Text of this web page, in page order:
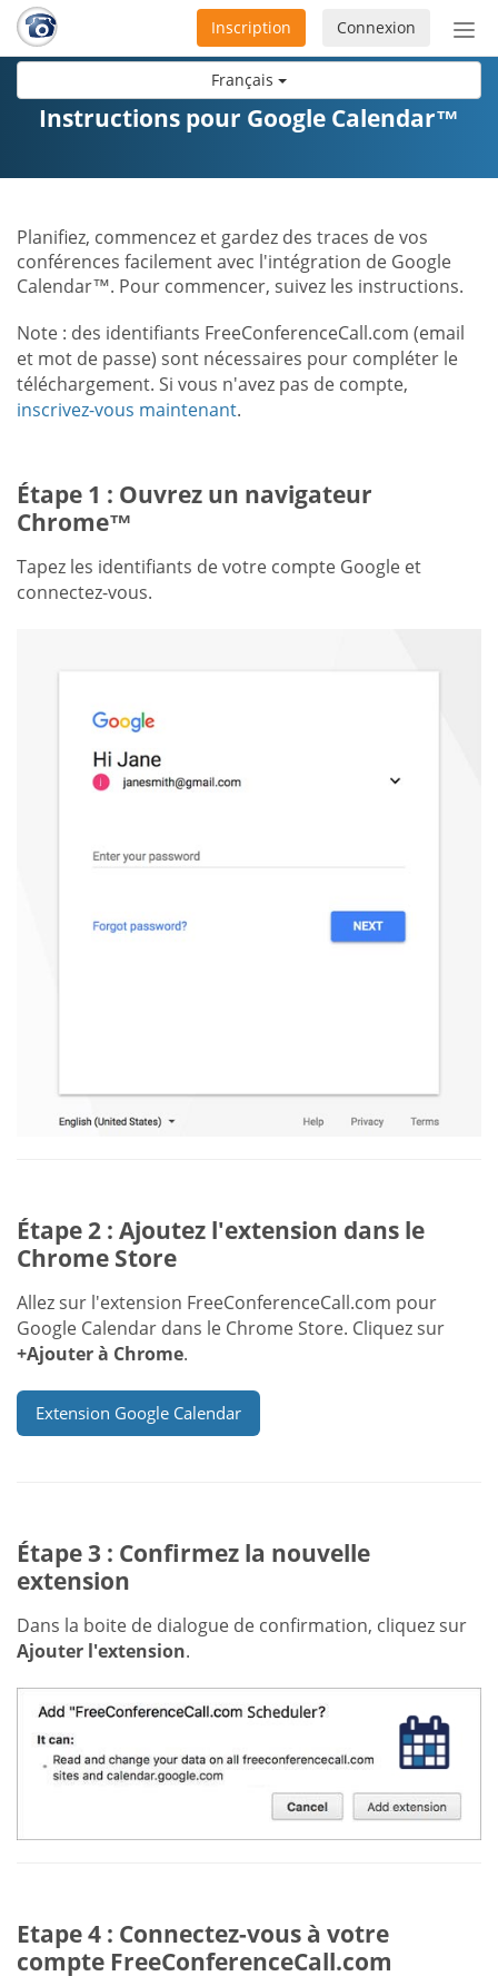
Français
ou
Connexion
Inscription
Instructions pour Google Calendar™
Planifiez, commencez et gardez des traces de vos
conférences facilement avec l'intégration de Google
Calendar™. Pour commencer, suivez les instructions.
Note : des identifiants FreeConferenceCall.com (email
et mot de passe) sont nécessaires pour compléter le
téléchargement. Si vous n'avez pas de compte,
inscrivez-vous maintenant.
Étape 1 : Ouvrez un navigateur
Chrome™
Tapez les identifiants de votre compte Google et
connectez-vous.
Étape 2 : Ajoutez l'extension dans le
Chrome Store
Allez sur l'extension FreeConferenceCall.com pour
Google Calendar dans le Chrome Store. Cliquez sur
+Ajouter à Chrome.
Extension Google Calendar
Étape 3 : Confirmez la nouvelle
extension
Dans la boite de dialogue de confirmation, cliquez sur
Ajouter l'extension.
Etape 4 : Connectez-vous à votre
compte FreeConferenceCall.com